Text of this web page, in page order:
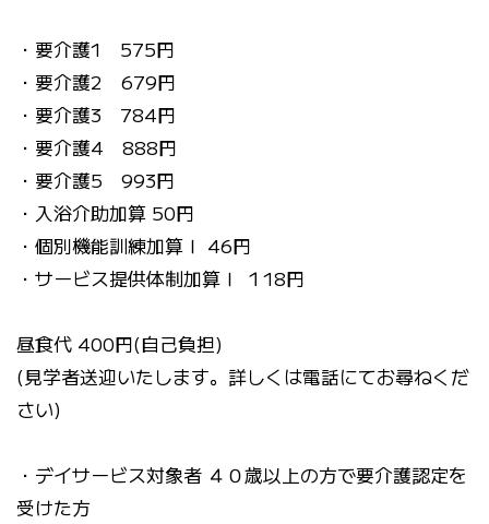
・要介護1 575円
・要介護2 679円
・要介護3 784円
・要介護4 888円
・要介護5 993円
・入浴介助加算 50円
・個別機能訓練加算Ⅰ 46円
・サービス提供体制加算Ⅰ １18円
昼食代 400円(自己負担)
(見学者送迎いたします。詳しくは電話にてお尋ねくだ
さい)
・デイサービス対象者 ４０歳以上の方で要介護認定を
受けた方